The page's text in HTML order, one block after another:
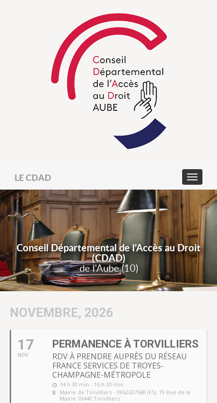
LE CDAD
Conseil Départemental de l’Accès au Droit
(CDAD)
de l'Aube (10)
NOVEMBRE, 2026
17
NOV
PERMANENCE À TORVILLIERS
RDV À PRENDRE AUPRÈS DU RÉSEAU
FRANCE SERVICES DE TROYES-
CHAMPAGNE-MÉTROPOLE
14 h 30 min - 16 h 30 min
Mairie de Torvilliers - 0962637548 (FS), 19 Rue de la
Mairie 10440 Torvilliers